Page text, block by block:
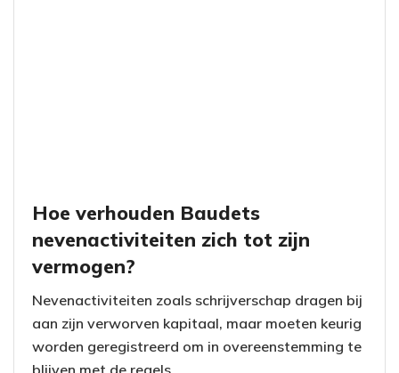
Hoe verhouden Baudets
nevenactiviteiten zich tot zijn
vermogen?
Nevenactiviteiten zoals schrijverschap dragen bij
aan zijn verworven kapitaal, maar moeten keurig
worden geregistreerd om in overeenstemming te